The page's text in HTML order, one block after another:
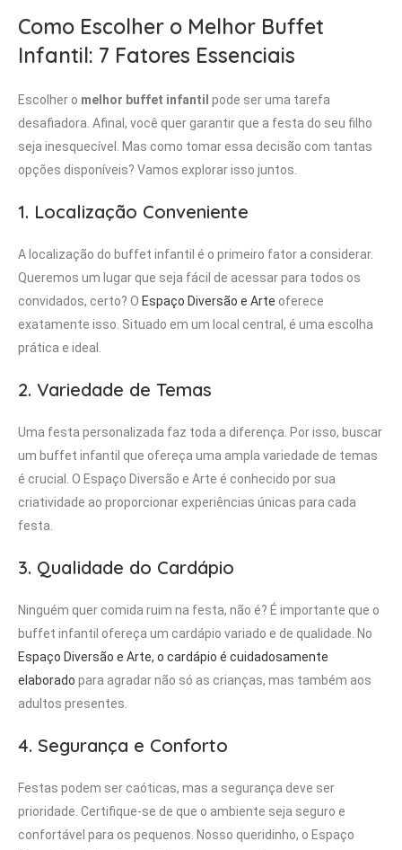
Como Escolher o Melhor Buffet
Infantil: 7 Fatores Essenciais
Escolher o melhor buffet infantil pode ser uma tarefa
desafiadora. Afinal, você quer garantir que a festa do seu filho
seja inesquecível. Mas como tomar essa decisão com tantas
opções disponíveis? Vamos explorar isso juntos.
1. Localização Conveniente
A localização do buffet infantil é o primeiro fator a considerar.
Queremos um lugar que seja fácil de acessar para todos os
convidados, certo? O Espaço Diversão e Arte oferece
exatamente isso. Situado em um local central, é uma escolha
prática e ideal.
2. Variedade de Temas
Uma festa personalizada faz toda a diferença. Por isso, buscar
um buffet infantil que ofereça uma ampla variedade de temas
é crucial. O Espaço Diversão e Arte é conhecido por sua
criatividade ao proporcionar experiências únicas para cada
festa.
3. Qualidade do Cardápio
Ninguém quer comida ruim na festa, não é? É importante que o
buffet infantil ofereça um cardápio variado e de qualidade. No
Espaço Diversão e Arte, o cardápio é cuidadosamente
elaborado para agradar não só as crianças, mas também aos
adultos presentes.
4. Segurança e Conforto
Festas podem ser caóticas, mas a segurança deve ser
prioridade. Certifique-se de que o ambiente seja seguro e
confortável para os pequenos. Nosso queridinho, o Espaço